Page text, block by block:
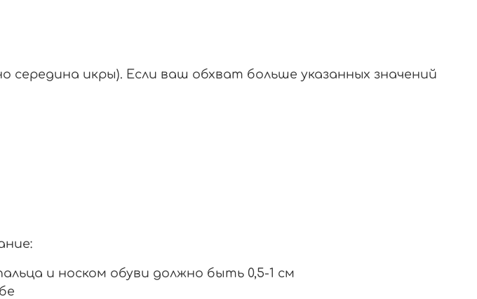
икры). Если ваш обхват больше указанных значений
и носком обуви должно быть 0,5-1 см